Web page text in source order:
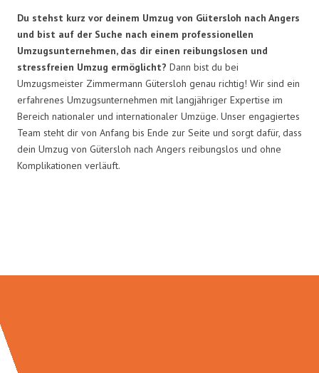
Du stehst kurz vor deinem Umzug von Gütersloh nach Angers
und bist auf der Suche nach einem professionellen
Umzugsunternehmen, das dir einen reibungslosen und
stressfreien Umzug ermöglicht? Dann bist du bei
Umzugsmeister Zimmermann Gütersloh genau richtig! Wir sind ein
erfahrenes Umzugsunternehmen mit langjähriger Expertise im
Bereich nationaler und internationaler Umzüge. Unser engagiertes
Team steht dir von Anfang bis Ende zur Seite und sorgt dafür, dass
dein Umzug von Gütersloh nach Angers reibungslos und ohne
Komplikationen verläuft.